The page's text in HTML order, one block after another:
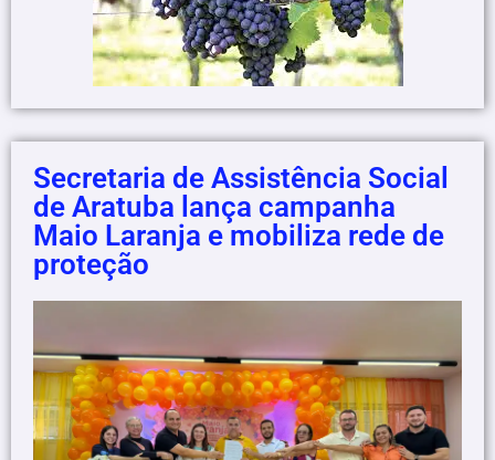
Secretaria de Assistência Social
de Aratuba lança campanha
Maio Laranja e mobiliza rede de
proteção